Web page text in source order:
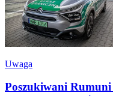
Uwaga
Poszukiwani